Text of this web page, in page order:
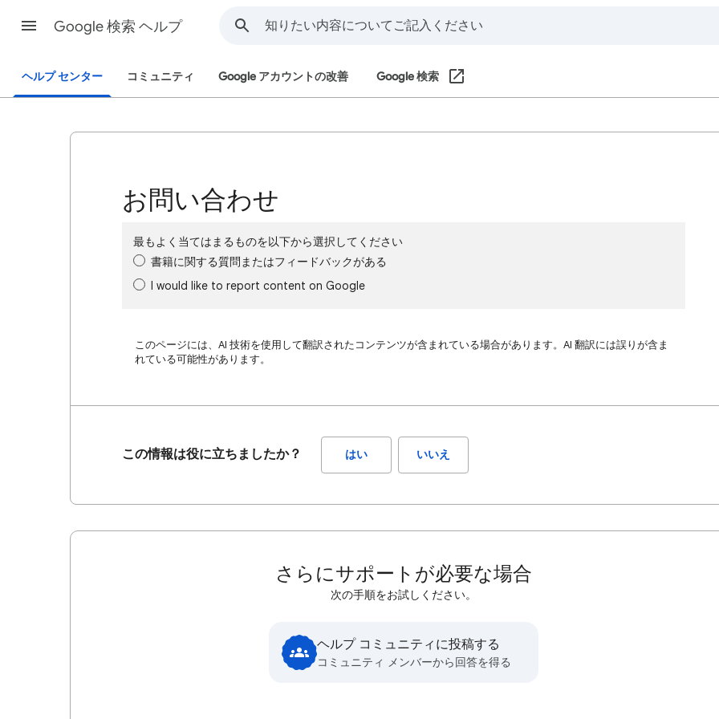
Google 検索 ヘルプ
ヘルプ センター コミュニティ Google アカウントの改善 Google 検索
お問い合わせ
最もよく当てはまるものを以下から選択してください
書籍に関する質問またはフィードバックがある
I would like to report content on Google
このページには、AI 技術を使用して翻訳されたコンテンツが含まれている場合があります。AI 翻訳には誤りが含ま
れている可能性があります。
この情報は役に立ちましたか？ はい いいえ
さらにサポートが必要な場合
次の手順をお試しください。
ヘルプ コミュニティに投稿する
コミュニティ メンバーから回答を得る